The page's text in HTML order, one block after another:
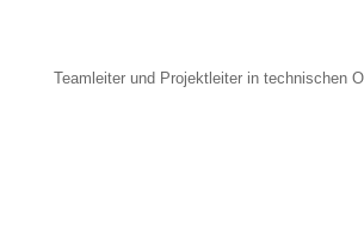
Teamleiter und Projektleiter in technischen